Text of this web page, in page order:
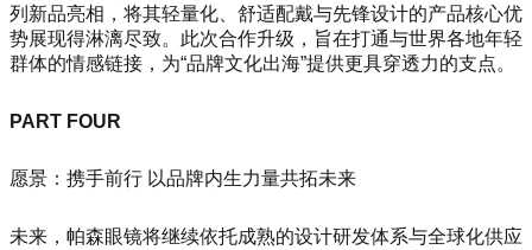
列新品亮相，将其轻量化、舒适配戴与先锋设计的产品核心优
势展现得淋漓尽致。此次合作升级，旨在打通与世界各地年轻
群体的情感链接，为“品牌文化出海”提供更具穿透力的支点。
PART FOUR
愿景：携手前行 以品牌内生力量共拓未来
未来，帕森眼镜将继续依托成熟的设计研发体系与全球化供应